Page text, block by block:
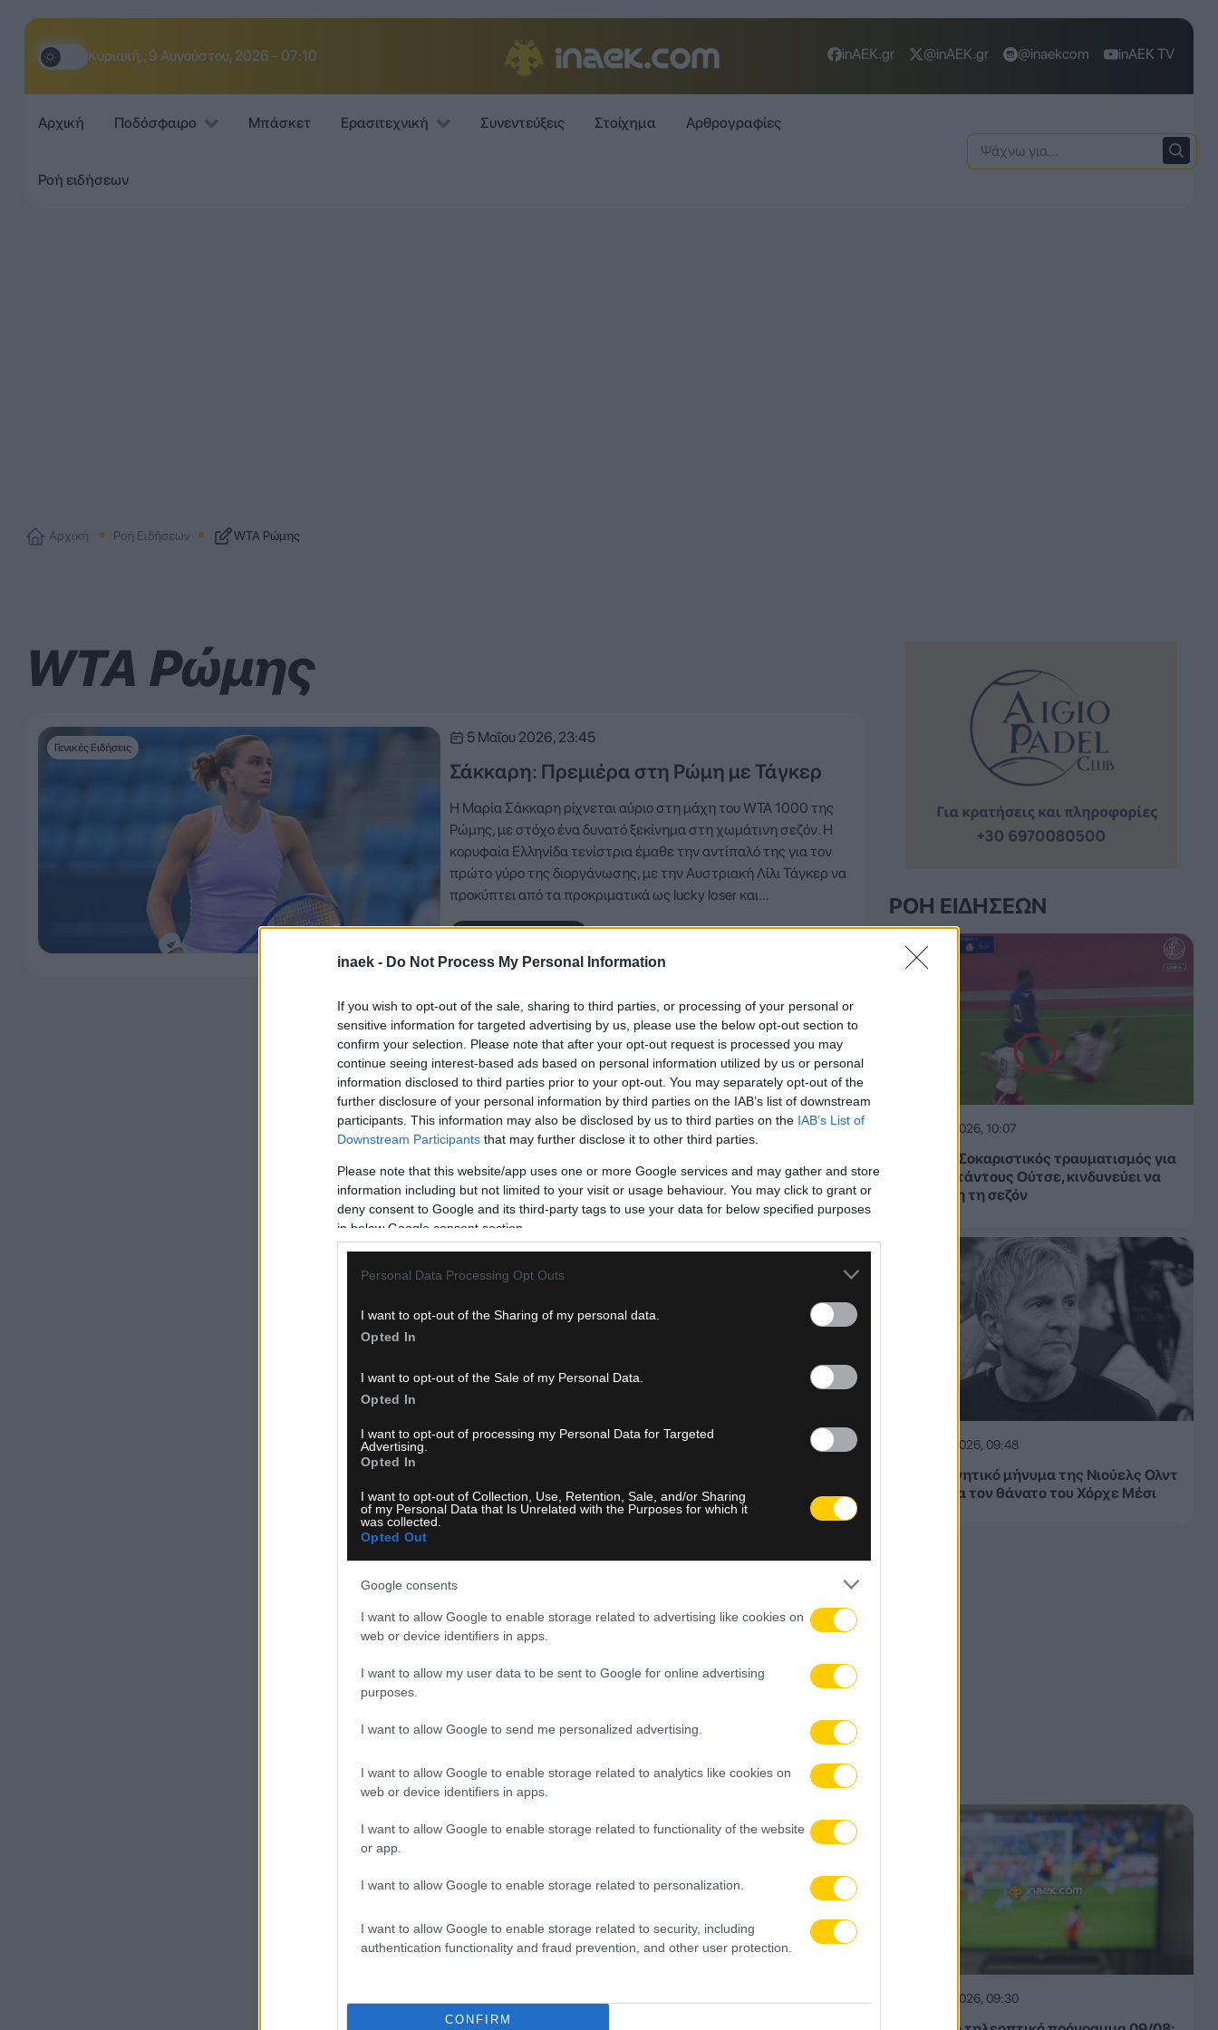
inaek - Do Not Process My Personal Information
If you wish to opt-out of the sale, sharing to third parties, or processing of your personal or
sensitive information for targeted advertising by us, please use the below opt-out section to
confirm your selection. Please note that after your opt-out request is processed you may
continue seeing interest-based ads based on personal information utilized by us or personal
information disclosed to third parties prior to your opt-out. You may separately opt-out of the
further disclosure of your personal information by third parties on the IAB’s list of downstream
participants. This information may also be disclosed by us to third parties on the IAB’s List of
Downstream Participants that may further disclose it to other third parties.
Please note that this website/app uses one or more Google services and may gather and store
information including but not limited to your visit or usage behaviour. You may click to grant or
deny consent to Google and its third-party tags to use your data for below specified purposes
in below Google consent section.
Personal Data Processing Opt Outs
I want to opt-out of the Sharing of my personal data.
Opted In
I want to opt-out of the Sale of my Personal Data.
Opted In
I want to opt-out of processing my Personal Data for Targeted
Advertising.
Opted In
I want to opt-out of Collection, Use, Retention, Sale, and/or Sharing
of my Personal Data that Is Unrelated with the Purposes for which it
was collected.
Opted Out
Google consents
I want to allow Google to enable storage related to advertising like cookies on
web or device identifiers in apps.
I want to allow my user data to be sent to Google for online advertising
purposes.
I want to allow Google to send me personalized advertising.
I want to allow Google to enable storage related to analytics like cookies on
web or device identifiers in apps.
I want to allow Google to enable storage related to functionality of the website
or app.
I want to allow Google to enable storage related to personalization.
I want to allow Google to enable storage related to security, including
authentication functionality and fraud prevention, and other user protection.
CONFIRM
Κυριακή,, 9 Αυγούστου, 2026 - 07:10 inAEK.gr @inAEK.gr @inaekcom inAEK TV
Αρχική Ποδόσφαιρο Μπάσκετ Ερασιτεχνική Συνεντεύξεις Στοίχημα Αρθρογραφίες
Ροή ειδήσεων
Αρχική Ροή Ειδήσεων WTA Ρώμης
WTA Ρώμης
Γενικές Ειδήσεις
5 Μαΐου 2026, 23:45
Σάκκαρη: Πρεμιέρα στη Ρώμη με Τάγκερ
Η Μαρία Σάκκαρη ρίχνεται αύριο στη μάχη του WTA 1000 της
Ρώμης, με στόχο ένα δυνατό ξεκίνημα στη χωμάτινη σεζόν. Η
κορυφαία Ελληνίδα τενίστρια έμαθε την αντίπαλό της για τον
πρώτο γύρο της διοργάνωσης, με την Αυστριακή Λίλι Τάγκερ να
προκύπτει από τα προκριματικά ως lucky loser και…
ΡΟΉ ΕΙΔΉΣΕΩΝ
09.08.2026, 10:07
Χετάφε: Σοκαριστικός τραυματισμός για
τον Κριστάντους Ούτσε, κινδυνεύει να
χάσει όλη τη σεζόν
09.08.2026, 09:48
Το συγκινητικό μήνυμα της Νιούελς Ολντ
Μπόις για τον θάνατο του Χόρχε Μέσι
09.08.2026, 09:30